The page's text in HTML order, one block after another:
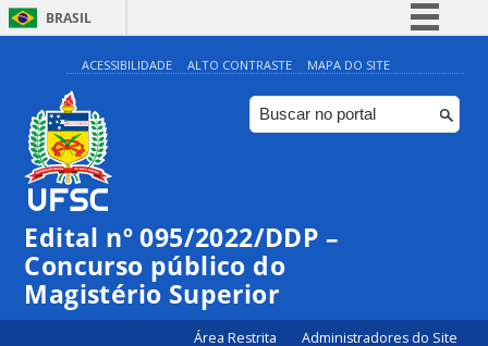
BRASIL
Simplifique!
Comunica BR
Participe
Canais
ACESSIBILIDADE ALTO CONTRASTE MAPA DO SITE
Edital nº 095/2022/DDP –
Concurso público do
Magistério Superior
Área Restrita Administradores do Site